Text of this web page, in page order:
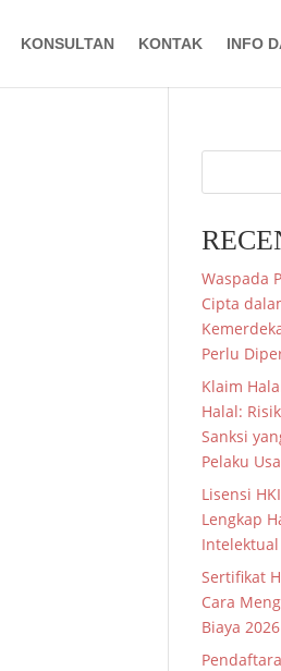
KONSULTAN KONTAK INFO
Waspada
Cipta
Perlu
Klaim
Halal:
Sanksi
Pelaku
Lisensi
Lengkap
Sertifikat
Cara
Biaya 2026